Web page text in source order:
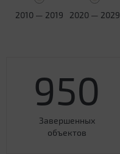
2010 — 2019 2020 — 2029
950
Завершенных
объектов